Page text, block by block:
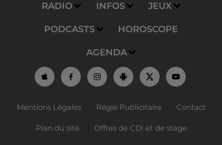
RADIO INFOS JEUX
PODCASTS HOROSCOPE
AGENDA
Mentions Légales Régie Publicitaire Contact
Plan du site Offres de CDI et de stage